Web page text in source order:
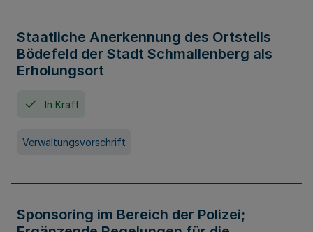
Staatliche Anerkennung des Ortsteils
Bödefeld der Stadt Schmallenberg als
Erholungsort
In Kraft
Verwaltungsvorschrift
Sponsoring im Bereich der Polizei;